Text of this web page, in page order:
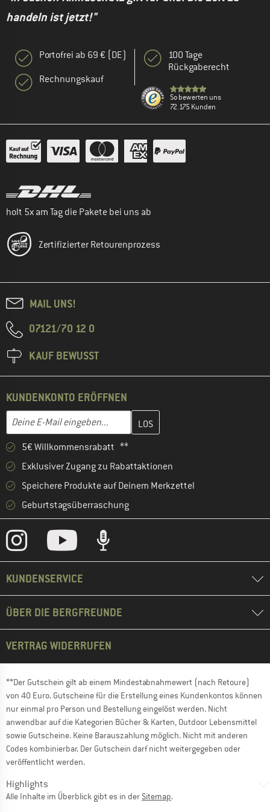
handeln ist jetzt!"
Portofrei ab 69 € (DE)
Rechnungskauf
100 Tage
Rückgaberecht
So bewerten uns
72.175 Kunden
holt 5x am Tag die Pakete bei uns ab
Zertifizierter Retourenprozess
MAIL UNS!
07121/70 12 0
KAUF BEWUSST
KUNDENKONTO ERÖFFNEN
E-Mail-Adresse
Gib hier deine E-Mail-Adresse ein und erstelle im nächsten
5€ Willkommensrabatt **
Exklusiver Zugang zu Rabattaktionen
Speichere Produkte auf Deinem Merkzettel
Geburtstagsüberraschung
KUNDENSERVICE
ÜBER DIE BERGFREUNDE
VERTRAG WIDERRUFEN
**Der Gutschein gilt ab einem Mindestabnahmewert (nach Retoure)
von 40 Euro. Gutscheine für die Erstellung eines Kundenkontos können
nur einmal pro Person und Bestellung eingelöst werden. Nicht
anwendbar auf die Kategorien Bücher & Karten, Outdoor Lebensmittel
sowie Gutscheine. Keine Barauszahlung möglich. Nicht mit anderen
Codes kombinierbar. Der Gutschein darf nicht weitergegeben oder
veröffentlicht werden.
Highlights
Alle Inhalte im Überblick gibt es in der Sitemap.